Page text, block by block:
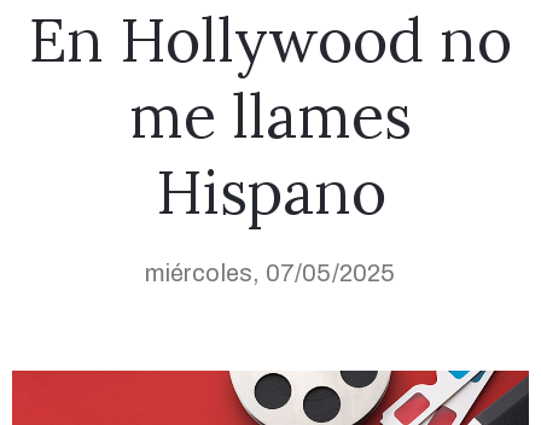
En Hollywood no
me llames
Hispano
miércoles, 07/05/2025